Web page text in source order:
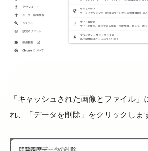
「キャッシュされた画像とファイル」
れ、「データを削除」をクリックしま